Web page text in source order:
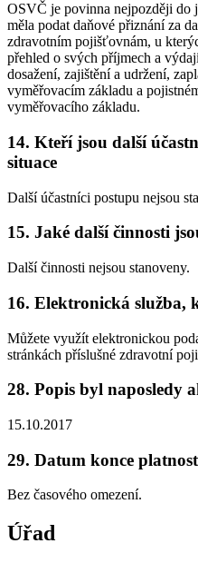
OSVČ je povinna nejpozději do
měla podat daňové přiznání za
zdravotním pojišťovnám, u
přehled o svých příjmech a
dosažení, zajištění a udržení,
vyměřovacím základu a
vyměřovacího základu.
14. Kteří jsou další
situace
Další účastníci postupu nejsou
15. Jaké další činnosti
Další činnosti nejsou stanoveny.
16. Elektronická služba,
Můžete využít elektronickou
stránkách příslušné zdravotní
28. Popis byl naposledy
15.10.2017
29. Datum konce
Bez časového omezení.
Úřad